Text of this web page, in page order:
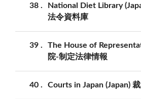
38
National Diet Library
法令資料庫
39
The House of
院-制定法律情報
40 Courts in Japan (Japan)